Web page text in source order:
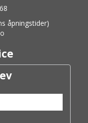
åpningstider)